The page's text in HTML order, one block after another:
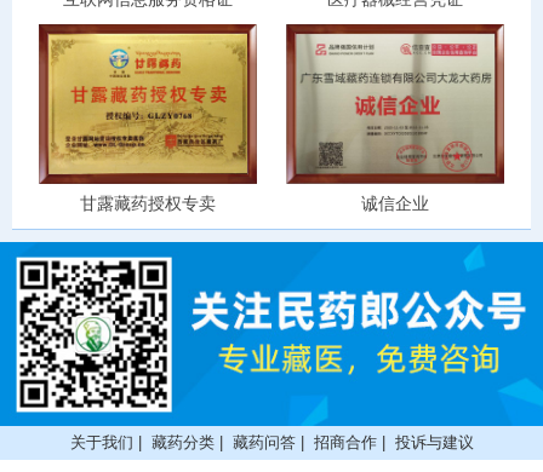
甘露藏药授权专卖 诚信企业
关于我们 藏药分类| 藏药问答| 招商合作| 投诉与建议